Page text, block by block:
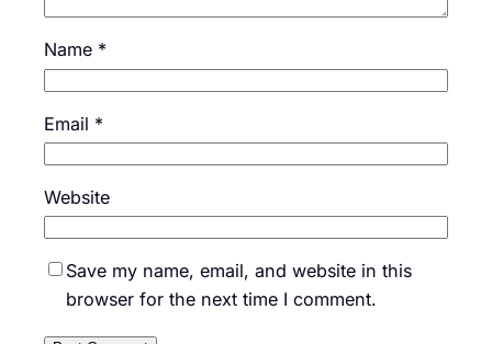
Name *
Email *
Website
Save my name, email, and website in this
browser for the next time I comment.